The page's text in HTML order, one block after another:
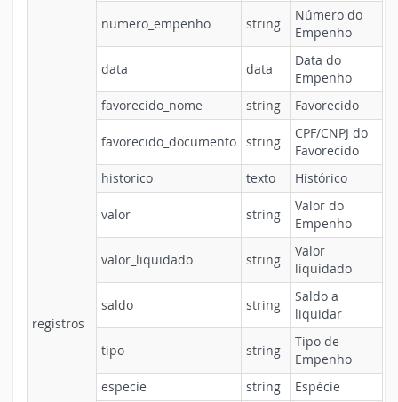
registros
numero_empenho string
Número do
Empenho
data data
Data do
Empenho
favorecido_nome
string Favorecido
favorecido_documento string
CPF/CNPJ do
Favorecido
historico
texto Histórico
valor string
Valor do
Empenho
valor_liquidado string
Valor
liquidado
saldo string
Saldo a
liquidar
tipo string
Tipo de
Empenho
especie
string Espécie